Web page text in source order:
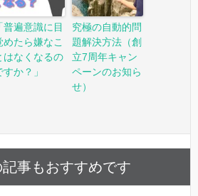
「普遍意識に目
めたら嫌なこ
はなくなるの
すか？」
究極の自動的問
題解決方法（創
立7周年キャン
ペーンのお知ら
せ）
事もおすすめです